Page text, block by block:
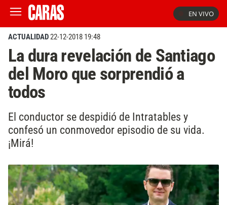
EN VIVO
ACTUALIDAD22-12-2018 19:48
La dura revelación de Santiago
del Moro que sorprendió a
todos
El conductor se despidió de Intratables y
confesó un conmovedor episodio de su vida.
¡Mirá!